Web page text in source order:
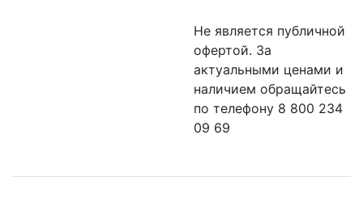
Не является публичной
офертой. За
актуальными ценами и
наличием обращайтесь
по телефону 8 800 234
09 69